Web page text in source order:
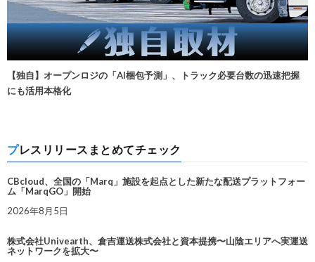
【独自】オープンロジの「AI梱包予測」、トラック必要台数の迅速把握
にも活用本格化
プレスリリースまとめてチェック
CBcloud、全国の「Marq」施設を起点とした新たな配送プラットフォー
ム「MarqGO」開始
2026年8月5日
株式会社Univearth、倉吉運送株式会社と資本提携〜山陰エリアへ実運送
ネットワークを拡大〜